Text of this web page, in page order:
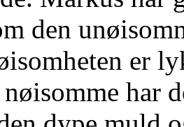
den
er
har